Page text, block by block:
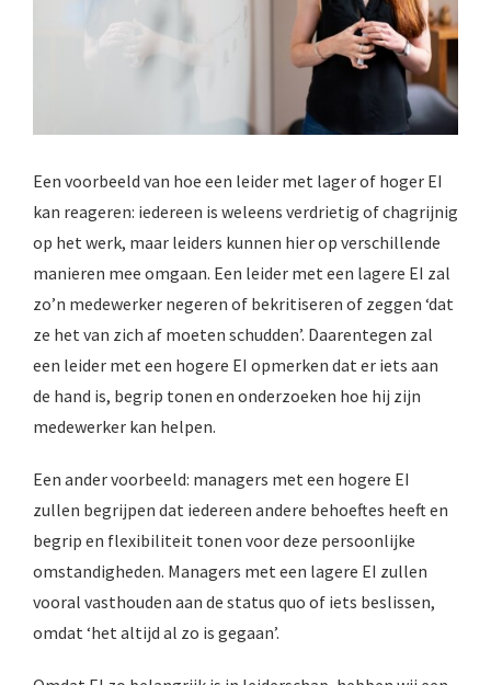
Een voorbeeld van hoe een leider met lager of hoger EI
kan reageren: iedereen is weleens verdrietig of chagrijnig
op het werk, maar leiders kunnen hier op verschillende
manieren mee omgaan. Een leider met een lagere EI zal
zo’n medewerker negeren of bekritiseren of zeggen ‘dat
ze het van zich af moeten schudden’. Daarentegen zal
een leider met een hogere EI opmerken dat er iets aan
de hand is, begrip tonen en onderzoeken hoe hij zijn
medewerker kan helpen.
Een ander voorbeeld: managers met een hogere EI
zullen begrijpen dat iedereen andere behoeftes heeft en
begrip en flexibiliteit tonen voor deze persoonlijke
omstandigheden. Managers met een lagere EI zullen
vooral vasthouden aan de status quo of iets beslissen,
omdat ‘het altijd al zo is gegaan’.